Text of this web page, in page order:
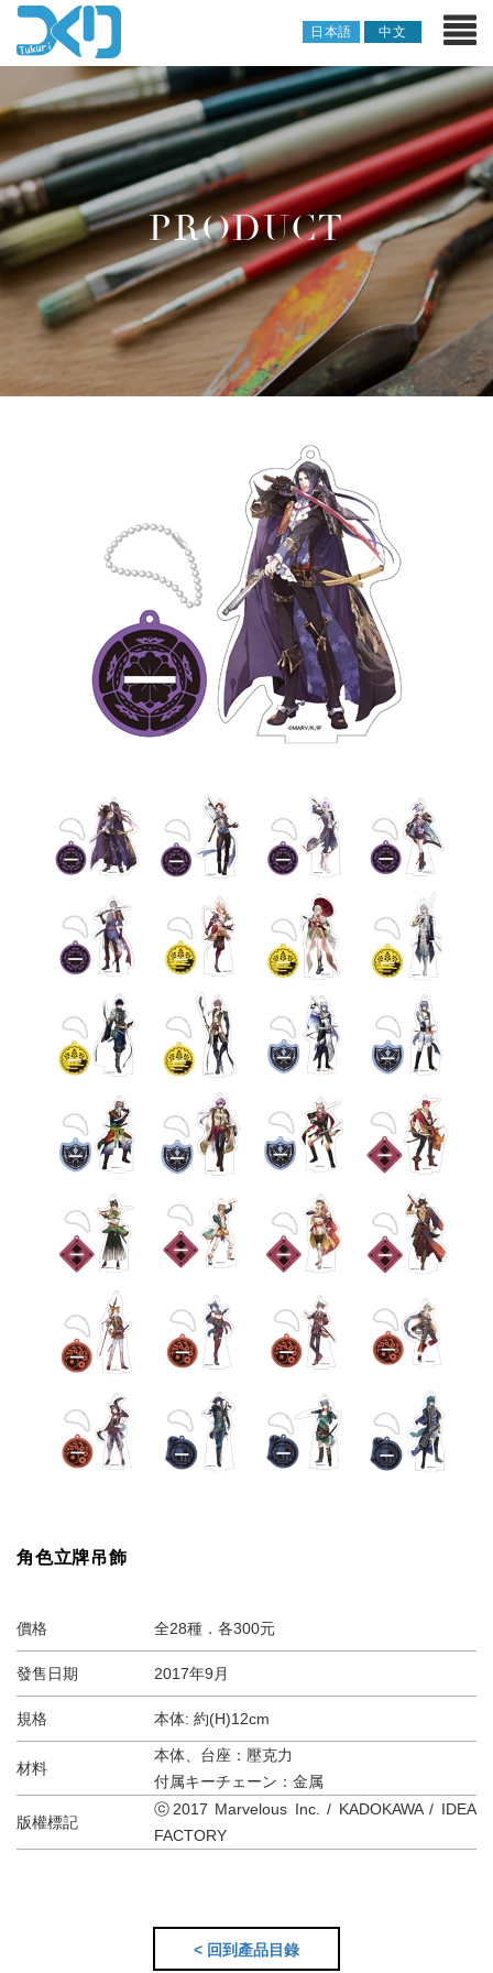
日本語 中文
PRODUCT
角色立牌吊飾
價格 全28種．各300元
發售日期 2017年9月
規格 本体: 約(H)12cm
材料
本体、台座：壓克力
付属キーチェーン：金属
版權標記
ⓒ2017 Marvelous Inc. / KADOKAWA / IDEA
FACTORY
< 回到產品目錄